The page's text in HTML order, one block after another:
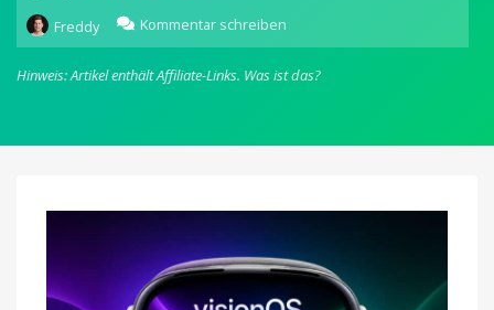
Freddy
Kommentar schreiben
WWDC
2026:
visionOS
Intelligence-
Hinweis: Artikel enthält Affiliate-Links. Was ist das?